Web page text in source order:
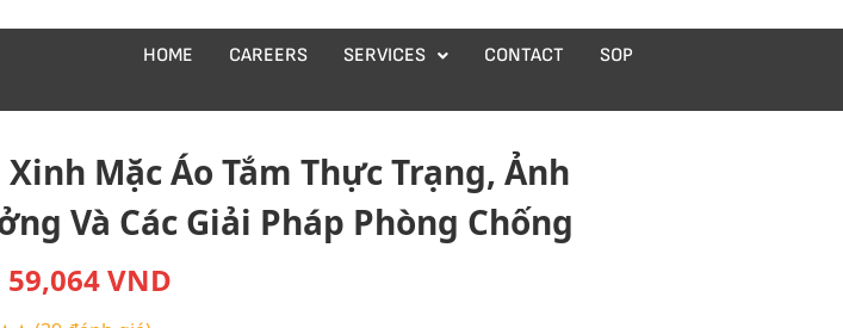
HOME CAREERS SERVICES CONTACT SOP
Xinh Mặc Áo Tắm Thực Trạng, Ảnh
Và Các Giải Pháp Phòng Chống
59,064VND